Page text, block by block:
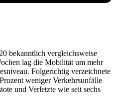
bekanntlich vergleichsweise
lag die Mobilität um mehr
Folgerichtig verzeichnete
weniger Verkehrsunfälle
und Verletzte wie seit sechs